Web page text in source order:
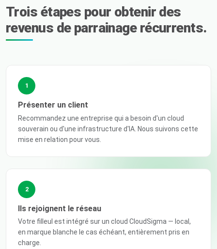
Trois étapes pour obtenir des
revenus de parrainage récurrents.
1
Présenter un client
Recommandez une entreprise qui a besoin d'un cloud
souverain ou d'une infrastructure d'IA. Nous suivons cette
mise en relation pour vous.
2
Ils rejoignent le réseau
Votre filleul est intégré sur un cloud CloudSigma — local,
en marque blanche le cas échéant, entièrement pris en
charge.